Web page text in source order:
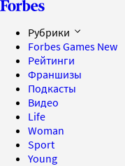
Рубрики
Forbes Games New
Рейтинги
Франшизы
Подкасты
Видео
Life
Woman
Sport
Young